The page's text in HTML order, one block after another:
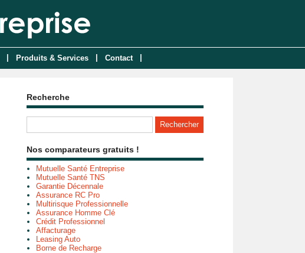
Produits & Services Contact
Recherche
Nos comparateurs gratuits !
Mutuelle Santé Entreprise
Mutuelle Santé TNS
Garantie Décennale
Assurance RC Pro
Multirisque Professionnelle
Assurance Homme Clé
Crédit Professionnel
Affacturage
Leasing Auto
Borne de Recharge